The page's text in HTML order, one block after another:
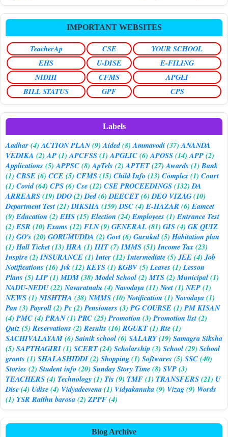
IMPORTANT WEBSITES
TeacherAp CSE
YOUR SCHOOL
EHS
U-DISE
E-FILING
NIDHI
CFMS
APGLI
BILL STATUS
GPF CPS
Labels
Aadhar(4) ACTION PLAN(9) Aided(8) Ammavodi(37) ANANDA
VEDIKA (2) AP(1) APCFSS(1) APGLIC(6) APOSS(14) APP(2)
Applications (5) APPSC(8) ApTels (2) APTET(27) Awards (1) Bank
(1) CBSE(6) CCE(5) CFMS(15) Child Info(13) Complex(1) Court
(1) Covid(64) CPS(6) Cse(12) CSE PROCEEDINGS(132) DA
ARREARS(19) DDO(2) Ded(6) DEECET(6) DEO VIZAG(10)
Department Test(21) DIKSHA (159) DSC(4) E-HAZAR (6) Eamcet
(9) Education (2) EHS(15) Election (24) Employees (1) Entrance Test
(2) ESR (10) Exams (12) FLN(9) GENERAL(81) GIS(4) GK QUIZ
(1) GO's (20) GORUMUDDA (2) Govt(6) Gurukul(5) Habitation plan
(1) Hall Ticket(13) HRA (1) IIIT(7) IMMS(51) Income Tax(23)
Inspire(2) INSURANCE(1) Inter(12) Intermediate(5) JEE(4) Job
Notifications (16) Jvk(12) KEYS(1) KGBV(5) Leaves (1) Lesson
Plans (5) LIP(1) MDM(38) Model School(2) MTS(2) Municipal(1)
NADU-NEDU(22) Navaratnalu (4) Navodaya(11) Neet(1) NEP(1)
NEWS(1) NISHTHA (38) NMMS(10) Notification (1) Novodaya(1)
Pan (3) Payroll(2) Pc(2) Pensioners (3) PG COURSE(1) PM KISAN
(4) PMC(4) PRAN(1) PRC(25) Promotion (3) Promotion list(2)
Quiz(5) Reservations (2) Results (16) RGUKT(1) Rte(1)
SACHIVALAYAM(6) Sainik school(6) SALARY(19) Samagra Siksha
(5) SAPTHAGIRI(1) SCERT(24) Scholarship(3) School(29) School
grants (1) SHALASHIDDI(2) Shopping(1) Softwares (5) SSC(40)
Stories (2) Student info(20) Sunday Story Time(8) SVP(3)
TEACHERS(4) Technology(1) Tis (9) TMF(1) TRANSFERS(21) U
Dise(4) Udise(4) Vidyadeevena(1) Vidyakanuka(9) Vizag(9) Words
(1) YSR Raithu barosa(2) ZPPF(4)
Blog Archive